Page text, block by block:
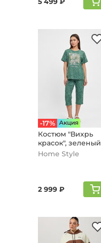
-17% Aкция
Костюм "Вихрь
красок", зеленый
Home Style
2 999 ₽